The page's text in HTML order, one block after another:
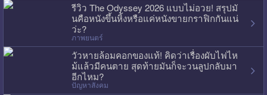
รีวิว The Odyssey 2026 แบบไม่อวย! สรุปมั
นคือหนังขึ้นหิ้งหรือแค่หนังขายกราฟิกกันแน่
ว่ะ?
ภาพยนตร์
วัวหายล้อมคอกของแท้! คิดว่าเรื่องผับไฟไห
ม้แล้วมีคนตาย สุดท้ายมันก็จะวนลูปกลับมา
อีกไหม?
ปัญหาสังคม